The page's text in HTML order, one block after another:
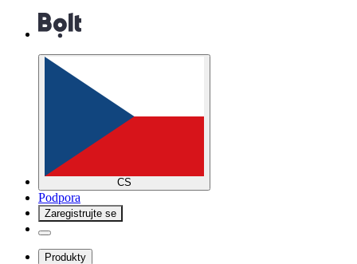
CS
Podpora
Zaregistrujte se
Produkty